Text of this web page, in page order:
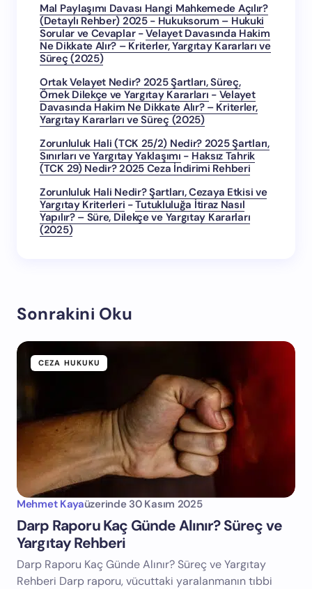
Mal Paylaşımı Davası Hangi Mahkemede Açılır?
(Detaylı Rehber) 2025 - Hukuksorum – Hukuki
Sorular ve Cevaplar-Velayet Davasında Hakim
Ne Dikkate Alır? – Kriterler, Yargıtay Kararları ve
Süreç (2025)
Ortak Velayet Nedir? 2025 Şartları, Süreç,
Örnek Dilekçe ve Yargıtay Kararları - Velayet
Davasında Hakim Ne Dikkate Alır? – Kriterler,
Yargıtay Kararları ve Süreç (2025)
Zorunluluk Hali (TCK 25/2) Nedir? 2025 Şartları,
Sınırları ve Yargıtay Yaklaşımı - Haksız Tahrik
(TCK 29) Nedir? 2025 Ceza İndirimi Rehberi
Zorunluluk Hali Nedir? Şartları, Cezaya Etkisi ve
Yargıtay Kriterleri -Tutukluluğa İtiraz Nasıl
Yapılır? – Süre, Dilekçe ve Yargıtay Kararları
(2025)
Sonrakini Oku
CEZA HUKUKU
Mehmet Kayaüzerinde 30 Kasım 2025
Darp Raporu Kaç Günde Alınır? Süreç ve
Yargıtay Rehberi
Darp Raporu Kaç Günde Alınır? Süreç ve Yargıtay
Rehberi Darp raporu, vücuttaki yaralanmanın tıbbi